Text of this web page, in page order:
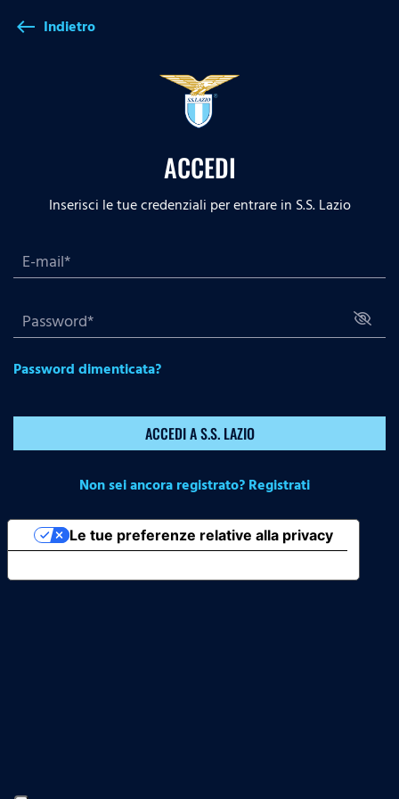
west Indietro
ACCEDI
Inserisci le tue credenziali per entrare in S.S. Lazio
Password dimenticata?
ACCEDI A S.S. LAZIO
Non sei ancora registrato? Registrati
Le tue preferenze relative alla privacy